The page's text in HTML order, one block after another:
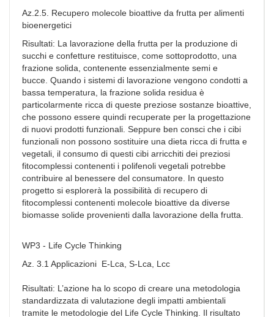
Az.2.5. Recupero molecole bioattive da frutta per alimenti
bioenergetici
Risultati: La lavorazione della frutta per la produzione di
succhi e confetture restituisce, come sottoprodotto, una
frazione solida, contenente essenzialmente semi e
bucce. Quando i sistemi di lavorazione vengono condotti a
bassa temperatura, la frazione solida residua è
particolarmente ricca di queste preziose sostanze bioattive,
che possono essere quindi recuperate per la progettazione
di nuovi prodotti funzionali. Seppure ben consci che i cibi
funzionali non possono sostituire una dieta ricca di frutta e
vegetali, il consumo di questi cibi arricchiti dei preziosi
fitocomplessi contenenti i polifenoli vegetali potrebbe
contribuire al benessere del consumatore. In questo
progetto si esplorerà la possibilità di recupero di
fitocomplessi contenenti molecole bioattive da diverse
biomasse solide provenienti dalla lavorazione della frutta.
WP3 - Life Cycle Thinking
Az. 3.1 Applicazioni E-Lca, S-Lca, Lcc
Risultati: L’azione ha lo scopo di creare una metodologia
standardizzata di valutazione degli impatti ambientali
tramite le metodologie del Life Cycle Thinking. Il risultato